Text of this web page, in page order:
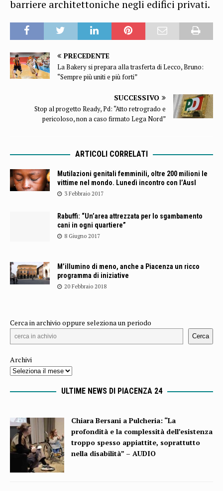
barriere architettoniche negli edifici privati.
PRECEDENTE
La Bakery si prepara alla trasferta di Lecco, Bruno:
“Sempre più uniti e più forti”
SUCCESSIVO
Stop al progetto Ready, Pd: “Atto retrogrado e
pericoloso, non a caso firmato Lega Nord”
ARTICOLI CORRELATI
Mutilazioni genitali femminili, oltre 200 milioni le
vittime nel mondo. Lunedì incontro con l’Ausl
3 Febbraio 2017
Rabuffi: “Un’area attrezzata per lo sgambamento
cani in ogni quartiere”
8 Giugno 2017
M’illumino di meno, anche a Piacenza un ricco
programma di iniziative
20 Febbraio 2018
Cerca in archivio oppure seleziona un periodo
Cerca
Archivi
ULTIME NEWS DI PIACENZA 24
Chiara Bersani a Pulcheria: “La
profondità e la complessità dell’esistenza
troppo spesso appiattite, soprattutto
nella disabilità” – AUDIO